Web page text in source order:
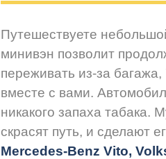
Путешествуете
минивэн позволит
переживать из-за
вместе с вами.
никакого запаха табака.
скрасят путь, и сделают
Mercedes-Benz Vito,